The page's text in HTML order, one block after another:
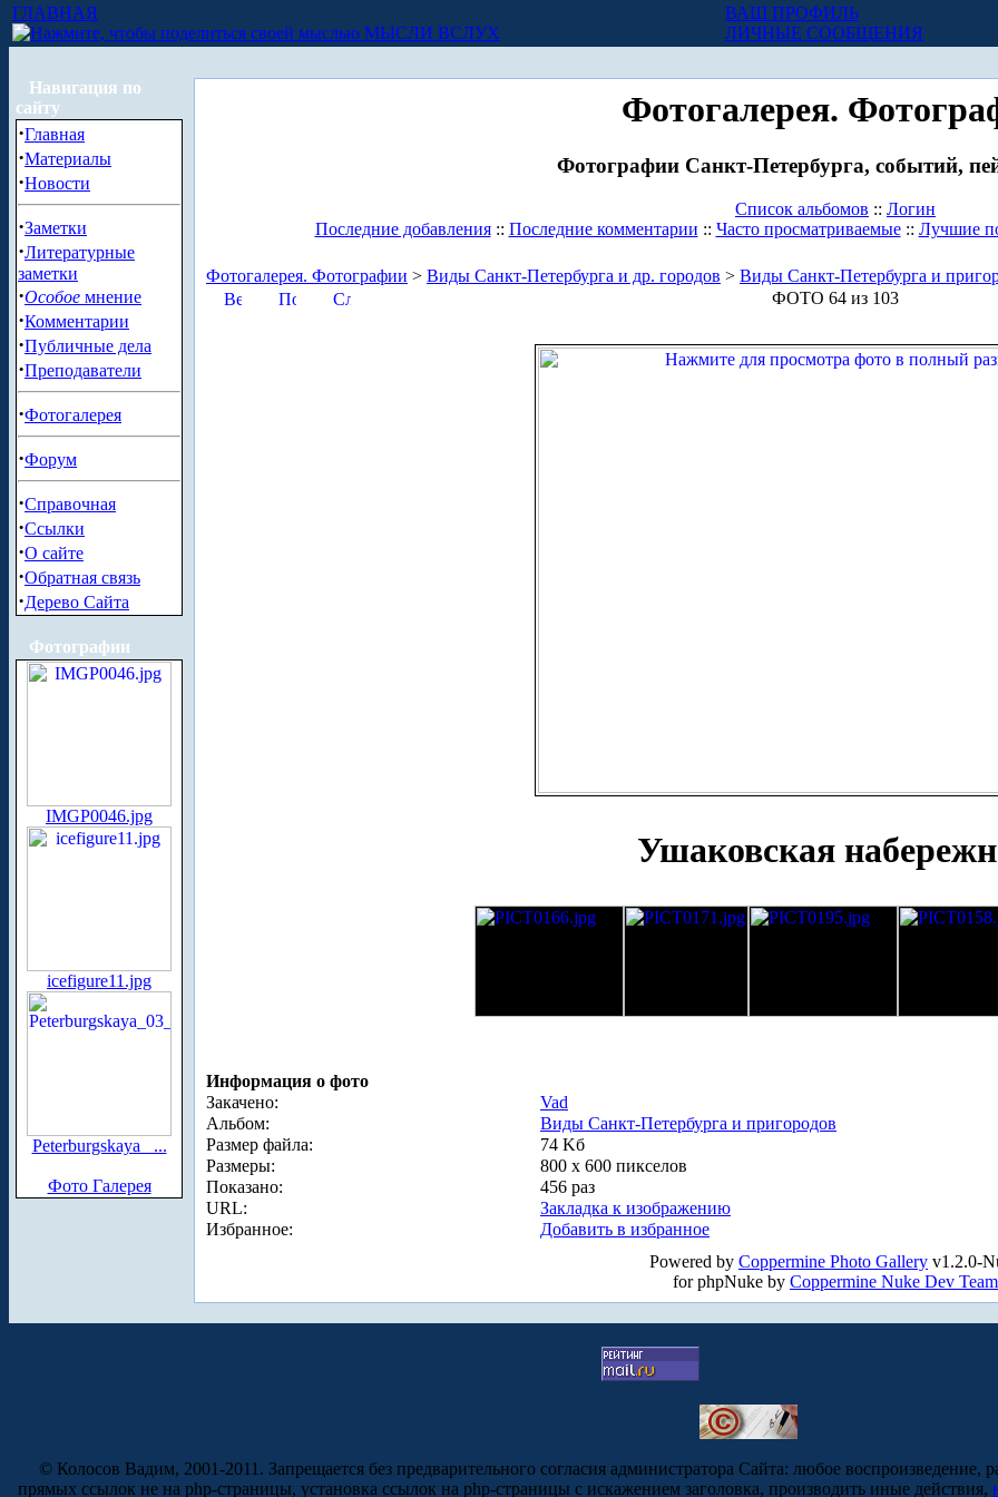
ГЛАВНАЯ
МЫСЛИ ВСЛУХ
ВАШ ПРОФИЛЬ
ЛИЧНЫЕ СООБЩЕНИЯ
Навигация по
сайту
·Главная
·Материалы
·Новости
·Заметки
·Литературные
заметки
·Особое мнение
·Комментарии
·Публичные дела
·Преподаватели
·Фотогалерея
·Форум
·Справочная
·Ссылки
·О сайте
·Обратная связь
·Дерево Сайта
Фотографии
IMGP0046.jpg
icefigure11.jpg
Peterburgskaya_ ...
Фото Галерея
Фотогалерея.
Фотографии Санкт-Петербурга, событий,
Список альбомов :: Логин
Последние добавления:: Последние комментарии :: Часто просматриваемые:: Лучшие
Фотогалерея. Фотографии > Виды Санкт-Петербурга и др. городов > Виды Санкт-Петербурга и
ФОТО 64 из 103
Ушаковская
Информация о фото
Закачено:
Vad
Альбом:
Виды Санкт-Петербурга и пригородов
Размер файла:
74 Kб
Размеры:
800 x 600 пикселов
Показано:
456 раз
URL:
Закладка к изображению
Избранное:
Добавить в избранное
Powered by Coppermine Photo Gallery v1.2.0-
for phpNuke by Coppermine Nuke Dev Team
© Колосов Вадим, 2001-2011. Запрещается без предварительного согласия администратора Сайта: любое воспроизведение,
прямых ссылок не на php-страницы, установка ссылок на php-страницы с искажением заголовка, производить иные действия,